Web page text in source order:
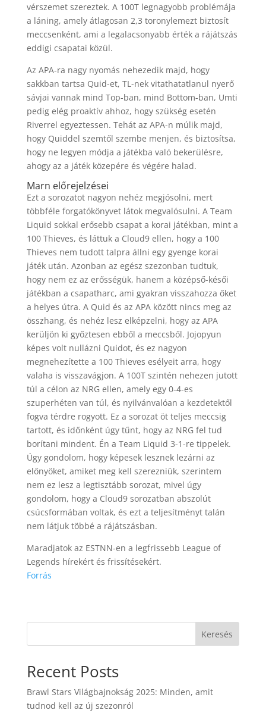
vérszemet szereztek. A 100T legnagyobb problémája
a láning, amely átlagosan 2,3 toronylemezt biztosít
meccsenként, ami a legalacsonyabb érték a rájátszás
eddigi csapatai közül.
Az APA-ra nagy nyomás nehezedik majd, hogy
sakkban tartsa Quid-et, TL-nek vitathatatlanul nyerő
sávjai vannak mind Top-ban, mind Bottom-ban, Umti
pedig elég proaktív ahhoz, hogy szükség esetén
Riverrel egyeztessen. Tehát az APA-n múlik majd,
hogy Quiddel szemtől szembe menjen, és biztosítsa,
hogy ne legyen módja a játékba való bekerülésre,
ahogy az a játék közepére és végére halad.
Marn előrejelzései
Ezt a sorozatot nagyon nehéz megjósolni, mert
többféle forgatókönyvet látok megvalósulni. A Team
Liquid sokkal erősebb csapat a korai játékban, mint a
100 Thieves, és láttuk a Cloud9 ellen, hogy a 100
Thieves nem tudott talpra állni egy gyenge korai
játék után. Azonban az egész szezonban tudtuk,
hogy nem ez az erősségük, hanem a középső-késői
játékban a csapatharc, ami gyakran visszahozza őket
a helyes útra. A Quid és az APA között nincs meg az
összhang, és nehéz lesz elképzelni, hogy az APA
kerüljön ki győztesen ebből a meccsből. Jojopyun
képes volt nullázni Quidot, és ez nagyon
megnehezítette a 100 Thieves esélyeit arra, hogy
valaha is visszavágjon. A 100T szintén nehezen jutott
túl a célon az NRG ellen, amely egy 0-4-es
szuperhéten van túl, és nyilvánvalóan a kezdetektől
fogva térdre rogyott. Ez a sorozat öt teljes meccsig
tartott, és időnként úgy tűnt, hogy az NRG fel tud
borítani mindent. Én a Team Liquid 3-1-re tippelek.
Úgy gondolom, hogy képesek lesznek lezárni az
előnyöket, amiket meg kell szerezniük, szerintem
nem ez lesz a legtisztább sorozat, mivel úgy
gondolom, hogy a Cloud9 sorozatban abszolút
csúcsformában voltak, és ezt a teljesítményt talán
nem látjuk többé a rájátszásban.
Maradjatok az ESTNN-en a legfrissebb League of
Legends hírekért és frissítésekért.
Forrás
Keresés
Recent Posts
Brawl Stars Világbajnokság 2025: Minden, amit
tudnod kell az új szezonról